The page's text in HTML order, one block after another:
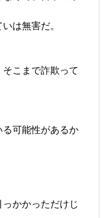
は無害だ。
そこまで詐欺って
る可能性があるか
かかっただけじ